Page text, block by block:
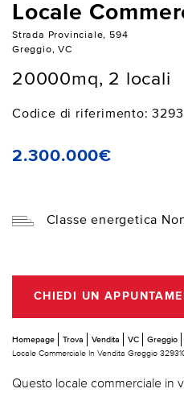
Locale
Strada Provinciale, 594
Greggio, VC
20000mq, 2 locali
Codice di riferimento:
2.300.000€
Classe energetica
CHIEDI UN
Homepage Trova Vendita VC Greggio
Locale Commerciale In Vendita Greggio
Questo locale commerciale in